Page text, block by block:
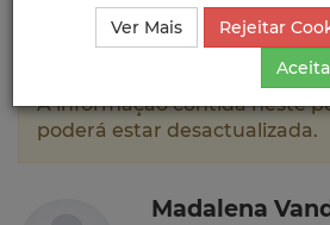
Ciência_Iscte Autores
Currículo
A informação contida neste
poderá estar desactualizada.
Madalena
Ver Mais
Rejeitar